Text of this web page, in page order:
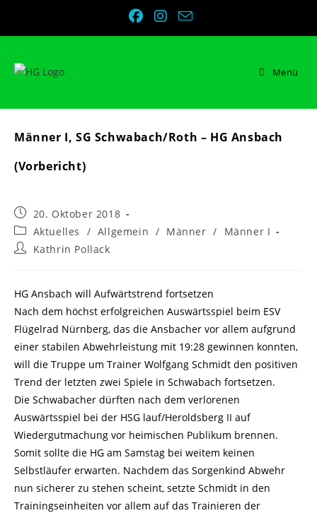
Menü
Männer I, SG Schwabach/Roth – HG Ansbach
(Vorbericht)
Beitrag
veröffentlicht:
20. Oktober 2018
Beitrags-
Kategorie:
Aktuelles / Allgemein / Männer /
Männer I
Beitrags-
Kathrin Pollack
HG Ansbach will Aufwärtstrend fortsetzen
Nach dem höchst erfolgreichen Auswärtsspiel beim ESV
Flügelrad Nürnberg, das die Ansbacher vor allem aufgrund
einer stabilen Abwehrleistung mit 19:28 gewinnen konnten,
will die Truppe um Trainer Wolfgang Schmidt den positiven
Trend der letzten zwei Spiele in Schwabach fortsetzen.
Die Schwabacher dürften nach dem verlorenen
Auswärtsspiel bei der HSG lauf/Heroldsberg II auf
Wiedergutmachung vor heimischen Publikum brennen.
Somit sollte die HG am Samstag bei weitem keinen
Selbstläufer erwarten. Nachdem das Sorgenkind Abwehr
nun sicherer zu stehen scheint, setzte Schmidt in den
Trainingseinheiten vor allem auf das Trainieren der